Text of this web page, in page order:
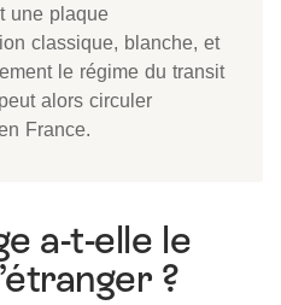
une plaque
classique, blanche, et
le régime du transit
alors circuler
France.
a-t-elle le
?